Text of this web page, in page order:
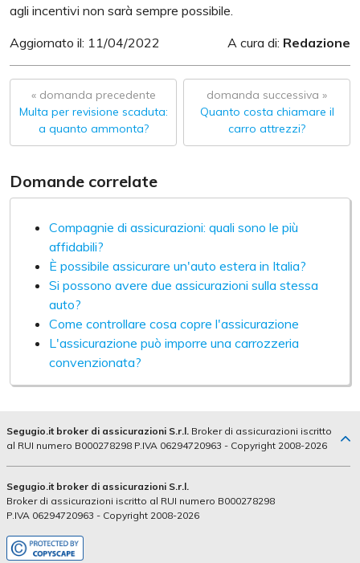
agli incentivi non sarà sempre possibile.
Aggiornato il: 11/04/2022
A cura di: Redazione
« domanda precedente
Multa per revisione scaduta:
a quanto ammonta?
domanda successiva »
Quanto costa chiamare il
carro attrezzi?
Domande correlate
Compagnie di assicurazioni: quali sono le più
affidabili?
È possibile assicurare un'auto estera in Italia?
Si possono avere due assicurazioni sulla stessa
auto?
Come controllare cosa copre l'assicurazione
L'assicurazione può imporre una carrozzeria
convenzionata?
Segugio.it broker di assicurazioni S.r.l. Broker di assicurazioni iscritto
al RUI numero B000278298 P.IVA 06294720963 - Copyright 2008-2026
Segugio.it broker di assicurazioni S.r.l.
Broker di assicurazioni iscritto al RUI numero B000278298
P.IVA 06294720963 - Copyright 2008-2026